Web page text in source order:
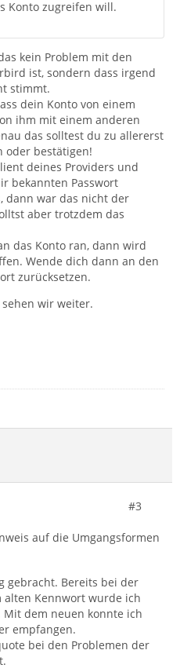
Konto zugreifen will.
kein Problem mit den
ist, sondern dass irgend
stimmt.
dein Konto von einem
ihm mit einem anderen
das solltest du zu allererst
oder bestätigen!
deines Providers und
bekannten Passwort
dann war das nicht der
aber trotzdem das
das Konto ran, dann wird
Wende dich dann an den
zurücksetzen.
wir weiter.
#3
auf die Umgangsformen
gebracht. Bereits bei der
alten Kennwort wurde ich
dem neuen konnte ich
empfangen.
bei den Problemen der